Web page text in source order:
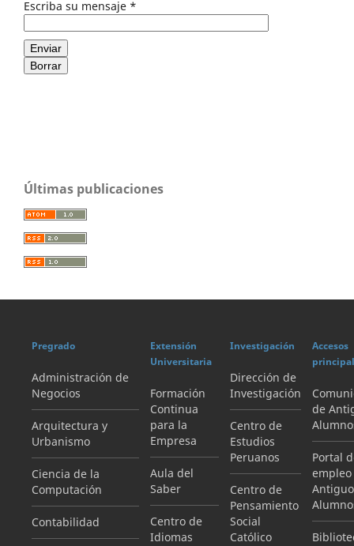
Escriba su mensaje *
Enviar
Borrar
Últimas publicaciones
Pregrado
Administración de
Negocios
Arquitectura y
Urbanismo
Ciencia de la
Computación
Contabilidad
Extensión
Universitaria
Formación
Continua
para la
Empresa
Aula del
Saber
Centro de
Idiomas
Investigación
Dirección de
Investigación
Centro de
Estudios
Peruanos
Centro de
Pensamiento
Social
Católico
Accesos
de
Portal
empleo